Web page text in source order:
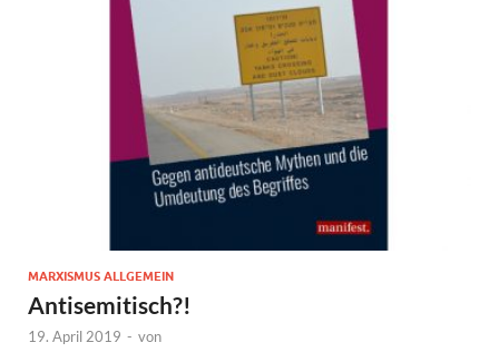
MARXISMUS ALLGEMEIN
Antisemitisch?!
19. April 2019 - von